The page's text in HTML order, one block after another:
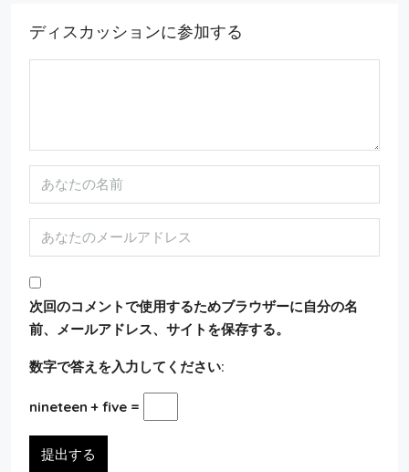
ディスカッションに参加する
次回のコメントで使用するためブラウザーに自分の名
前、メールアドレス、サイトを保存する。
数字で答えを入力してください:
nineteen + five =
提出する